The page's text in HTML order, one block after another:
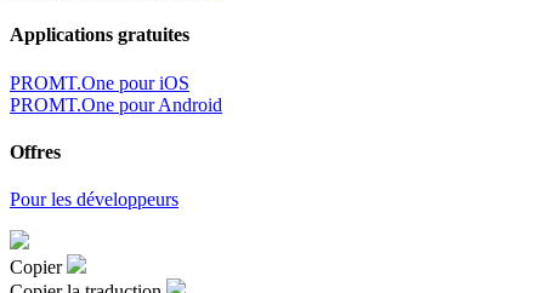
Applications gratuites
PROMT.One pour iOS
PROMT.One pour Android
Offres
Pour les développeurs
Copier